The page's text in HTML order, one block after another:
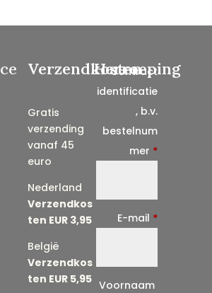
Verzendkosten
Gratis
verzending
vanaf 45
euro
Nederland
Verzendkos
ten EUR 3,95
België
Verzendkos
ten EUR 5,95
Herroeping
Contract
identificatie
, b.v.
bestelnum
mer *
E-mail *
Voornaam